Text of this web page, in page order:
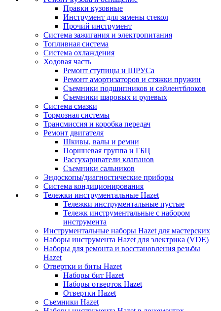
Правки кузовные
Инструмент для замены стекол
Прочий инструмент
Система зажигания и электропитания
Топливная система
Система охлаждения
Ходовая часть
Ремонт ступицы и ШРУСа
Ремонт амортизаторов и стяжки пружин
Съемники подшипников и сайлентблоков
Съемники шаровых и рулевых
Система смазки
Тормозная системы
Трансмиссия и коробка передач
Ремонт двигателя
Шкивы, валы и ремни
Поршневая группа и ГБЦ
Рассухариватели клапанов
Съемники сальников
Эндоскопы/диагностические приборы
Система кондиционирования
Тележки инструментальные Hazet
Тележки инструментальные пустые
Тележк инструментальные с набором
инструмента
Инструментальные наборы Hazet для мастерских
Наборы инструмента Hazet для электрика (VDE)
Наборы для ремонта и восстановления резьбы
Hazet
Отвертки и биты Hazet
Наборы бит Hazet
Наборы отверток Hazet
Отвертки Hazet
Съемники Hazet